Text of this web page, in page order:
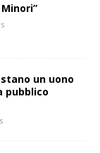
un uono
pubblico